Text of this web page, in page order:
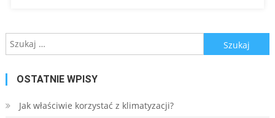
Szukaj:
OSTATNIE WPISY
Jak właściwie korzystać z klimatyzacji?